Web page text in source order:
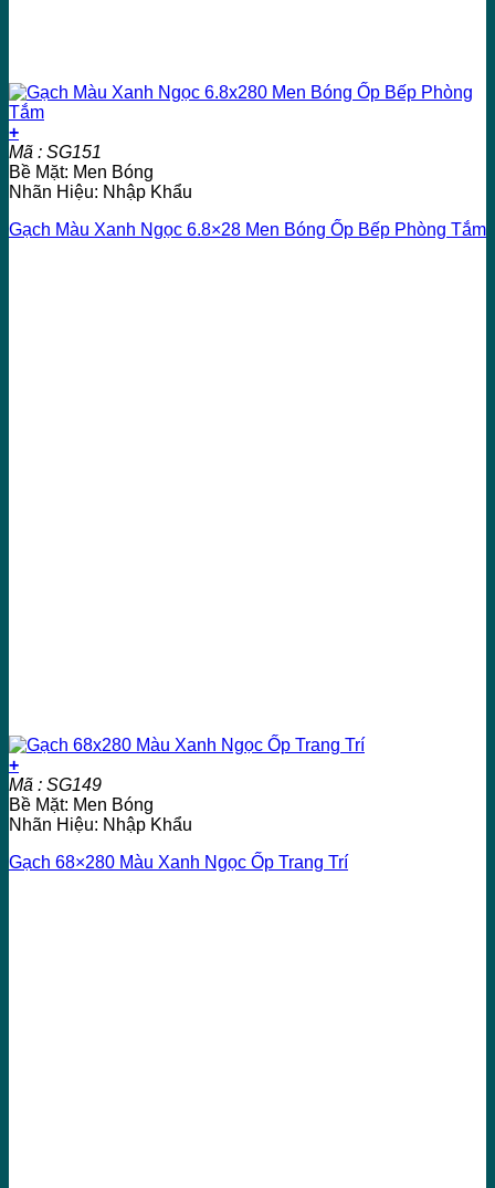
+
Mã : SG151
Bề Mặt: Men Bóng
Nhãn Hiệu: Nhập Khẩu
Gạch Màu Xanh Ngọc 6.8×28 Men Bóng Ốp Bếp Phòng Tắm
+
Mã : SG149
Bề Mặt: Men Bóng
Nhãn Hiệu: Nhập Khẩu
Gạch 68×280 Màu Xanh Ngọc Ốp Trang Trí